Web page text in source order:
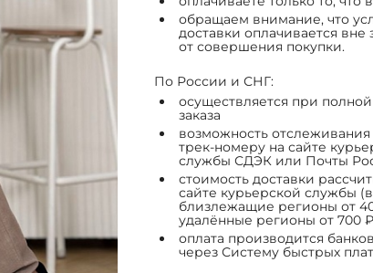
обращаем внимание, что
доставки оплачивается вне
от совершения покупки.
По России и СНГ:
осуществляется при
заказа
возможность отслеживания
трек-номеру на сайте
службы СДЭК или Почты
стоимость доставки
сайте курьерской службы (в
близлежащие регионы от
удалённые регионы от 700
оплата производится
через Систему быстрых